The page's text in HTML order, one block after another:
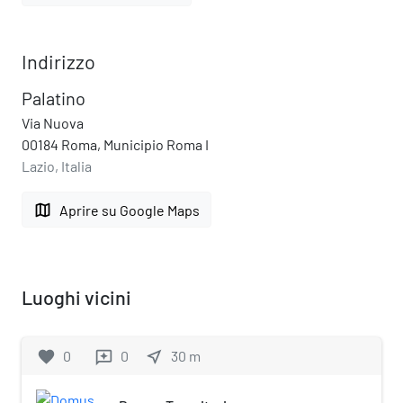
Indirizzo
Palatino
Via Nuova
00184 Roma, Municipio Roma I
Lazio, Italia
map Aprire su Google Maps
Luoghi vicini
favorite 0 reviews 0 near_me 30 m